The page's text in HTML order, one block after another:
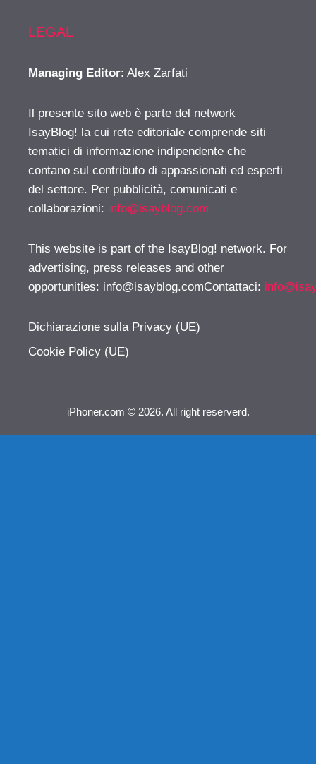
LEGAL
Managing Editor: Alex Zarfati
Il presente sito web è parte del network
IsayBlog! la cui rete editoriale comprende siti
tematici di informazione indipendente che
contano sul contributo di appassionati ed esperti
del settore. Per pubblicità, comunicati e
collaborazioni: info@isayblog.com
This website is part of the IsayBlog! network. For
advertising, press releases and other
opportunities: info@isayblog.comContattaci:
Dichiarazione sulla Privacy (UE)
Cookie Policy (UE)
iPhoner.com © 2026. All right reserverd.